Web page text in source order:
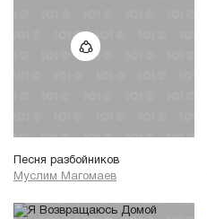
Песня разбойников
Муслим Магомаев